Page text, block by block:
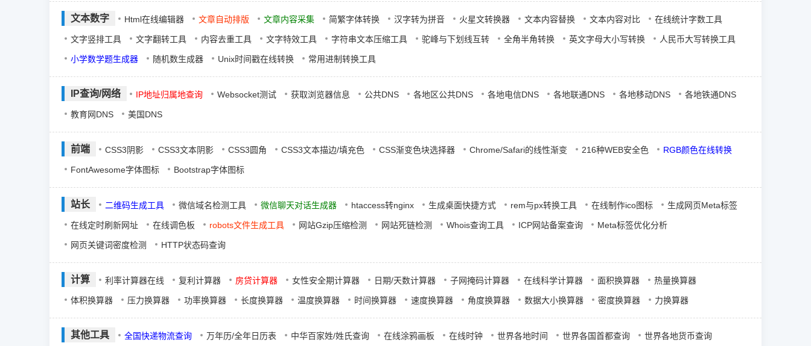
文本数字 Html在线编辑器 文章自动排版 文章内容采集 简繁字体转换 汉字转为拼音 火星文转换器 文本内容替换 文本内容对比 在线统计字数工具
文字竖排工具 文字翻转工具 内容去重工具 文字特效工具 字符串文本压缩工具 驼峰与下划线互转 全角半角转换 英文字母大小写转换 人民币大写转换工具
小学数学题生成器 随机数生成器 Unix时间戳在线转换 常用进制转换工具
IP查询/网络 IP地址归属地查询 Websocket测试 获取浏览器信息 公共DNS 各地区公共DNS 各地电信DNS 各地联通DNS 各地移动DNS 各地铁通DNS
教育网DNS 美国DNS
前端 CSS3阴影 CSS3文本阴影 CSS3圆角 CSS3文本描边/填充色 CSS渐变色块选择器 Chrome/Safari的线性渐变 216种WEB安全色 RGB颜色在线转换
FontAwesome字体图标 Bootstrap字体图标
站长 二维码生成工具 微信域名检测工具 微信聊天对话生成器 htaccess转nginx 生成桌面快捷方式 rem与px转换工具 在线制作ico图标 生成网页Meta标签
在线定时刷新网址 在线调色板 robots文件生成工具 网站Gzip压缩检测 网站死链检测 Whois查询工具 ICP网站备案查询 Meta标签优化分析
网页关键词密度检测 HTTP状态码查询
计算 利率计算器在线 复利计算器 房贷计算器 女性安全期计算器 日期/天数计算器 子网掩码计算器 在线科学计算器 面积换算器 热量换算器
体积换算器 压力换算器 功率换算器 长度换算器 温度换算器 时间换算器 速度换算器 角度换算器 数据大小换算器 密度换算器 力换算器
其他工具 全国快递物流查询 万年历/全年日历表 中华百家姓/姓氏查询 在线涂鸦画板 在线时钟 世界各地时间 世界各国首都查询 世界各地货币查询